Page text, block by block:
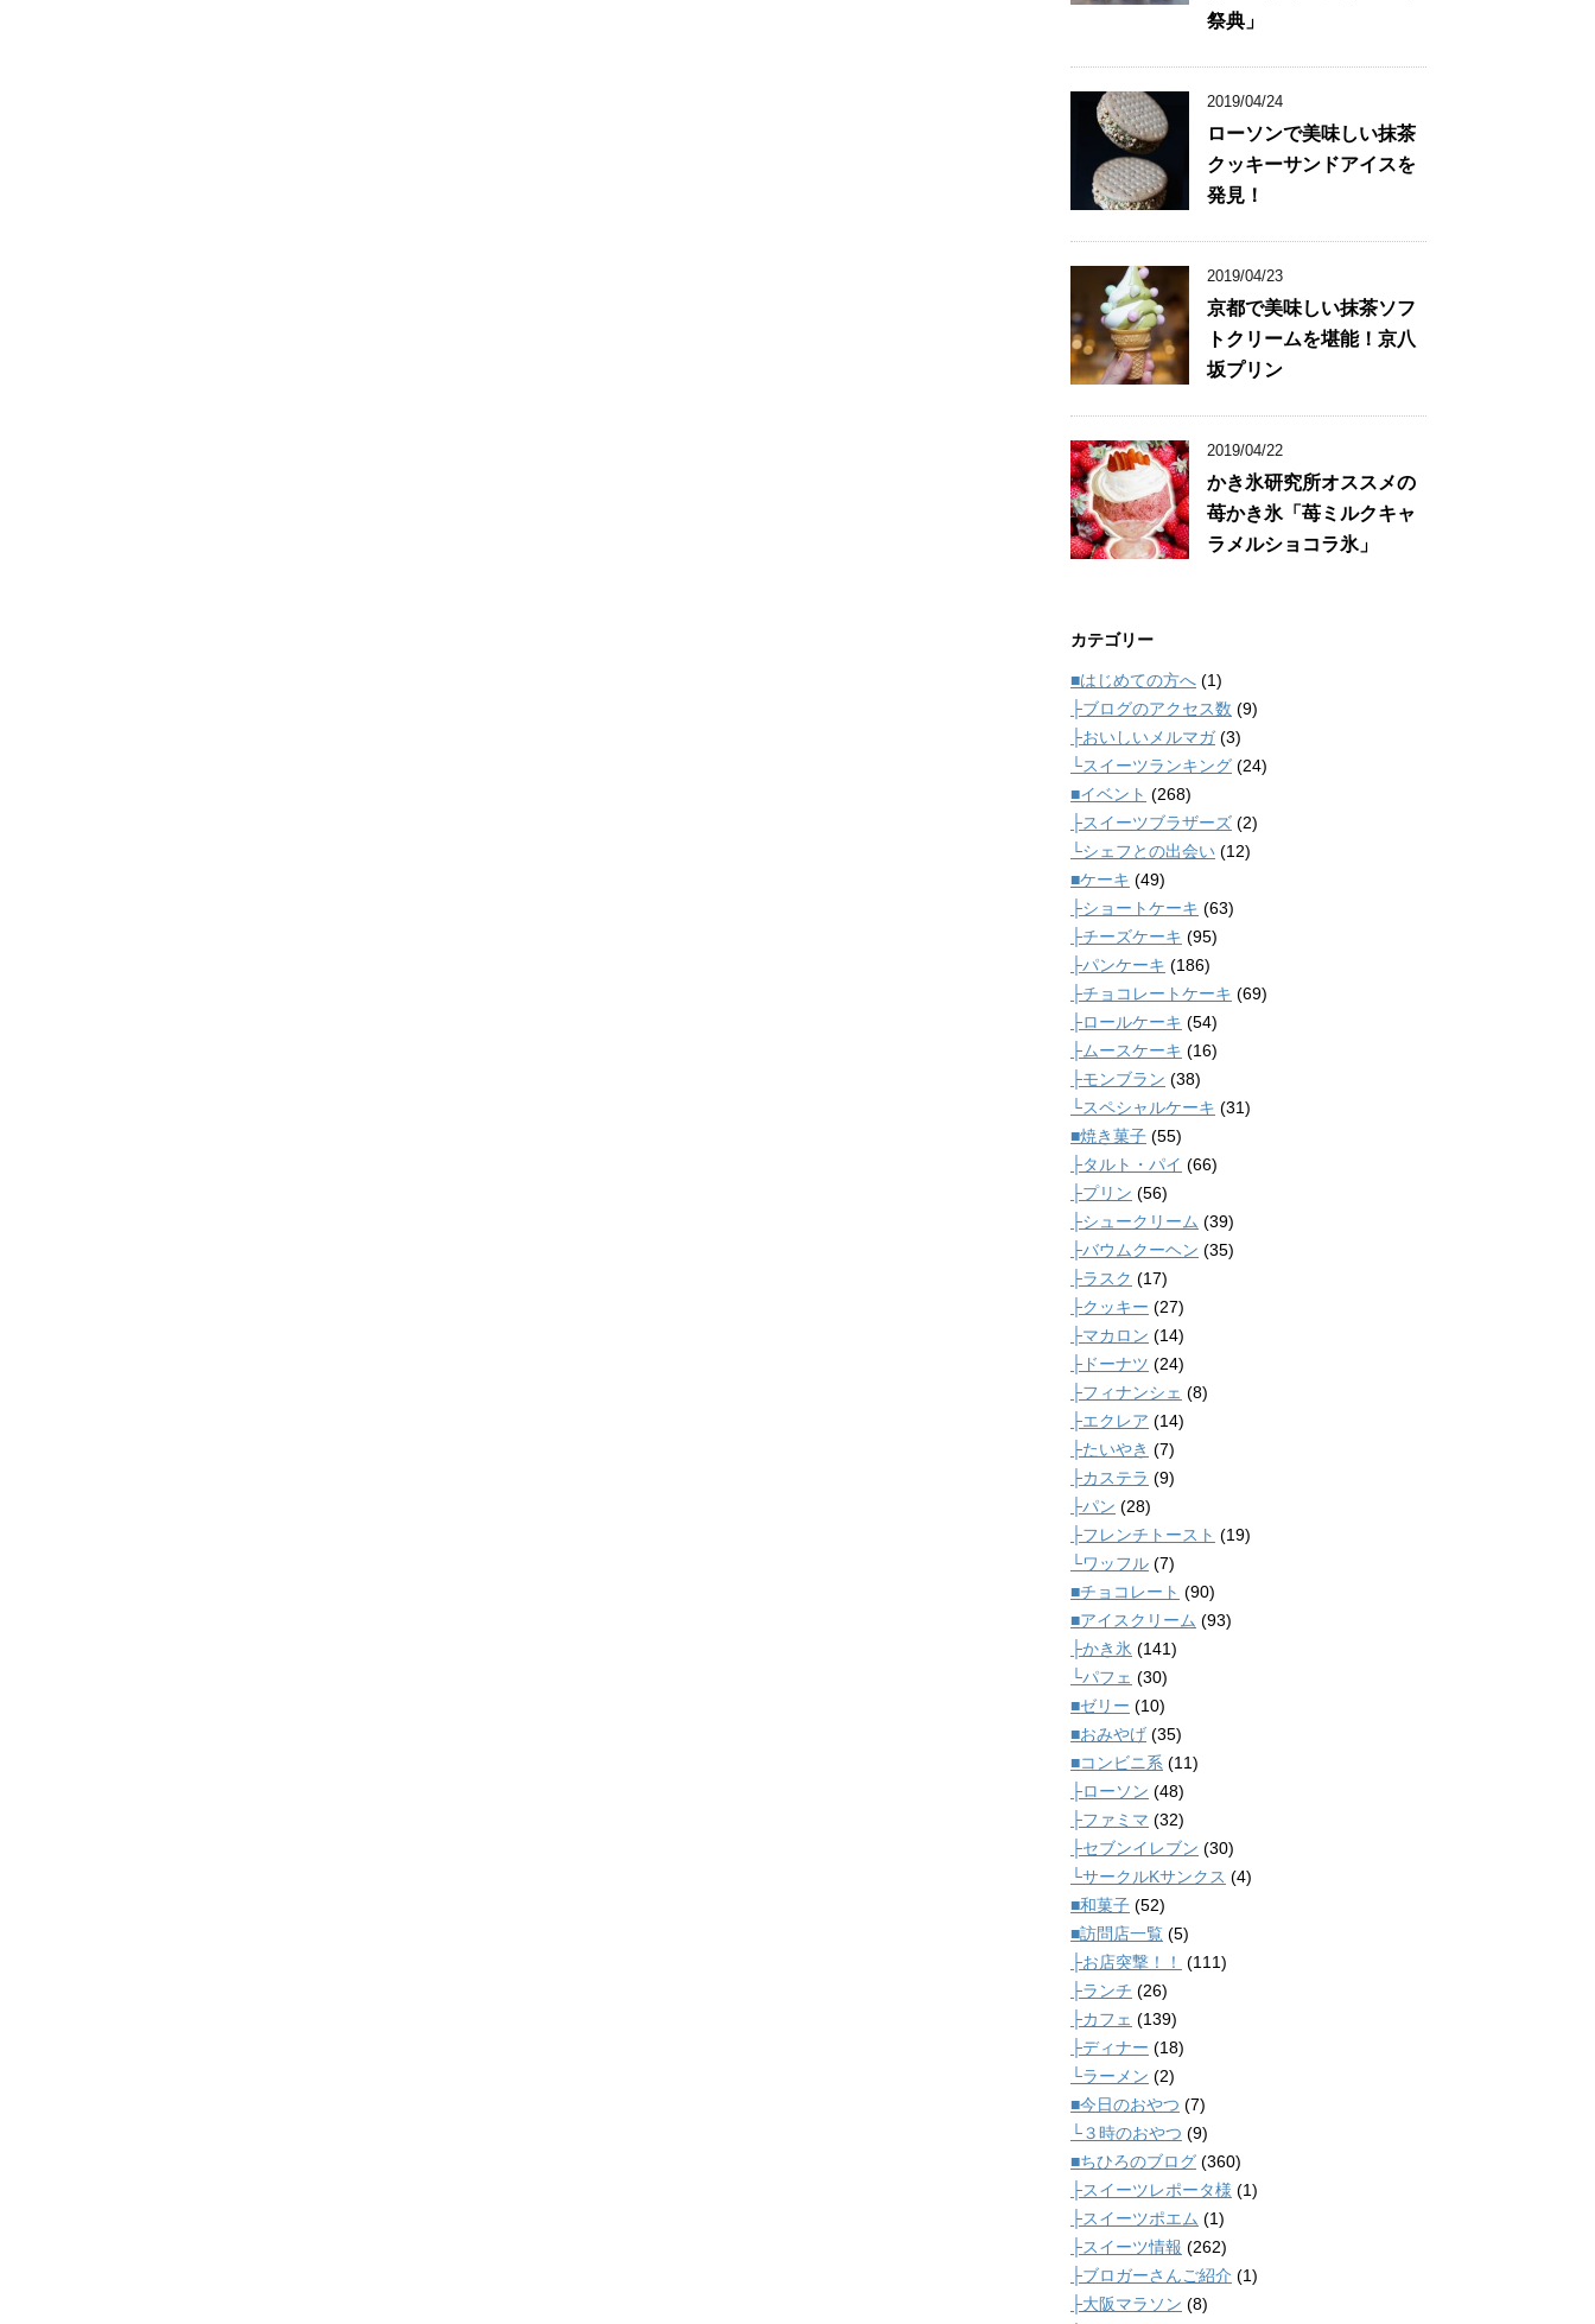
祭典」
2019/04/24
ローソンで美味しい抹茶
クッキーサンドアイスを
発見！
2019/04/23
京都で美味しい抹茶ソフ
トクリームを堪能！京八
坂プリン
2019/04/22
かき氷研究所オススメの
苺かき氷「苺ミルクキャ
ラメルショコラ氷」
カテゴリー
■はじめての方へ (1)
├ブログのアクセス数 (9)
├おいしいメルマガ(3)
└スイーツランキング (24)
■イベント (268)
├スイーツブラザーズ (2)
└シェフとの出会い (12)
■ケーキ (49)
├ショートケーキ (63)
├チーズケーキ (95)
├パンケーキ (186)
├チョコレートケーキ (69)
├ロールケーキ (54)
├ムースケーキ (16)
├モンブラン (38)
└スペシャルケーキ (31)
■焼き菓子 (55)
├タルト・パイ (66)
├プリン (56)
├シュークリーム (39)
├バウムクーヘン (35)
├ラスク (17)
├クッキー (27)
├マカロン (14)
├ドーナツ (24)
├フィナンシェ (8)
├エクレア (14)
├たいやき (7)
├カステラ (9)
├パン (28)
├フレンチトースト (19)
└ワッフル (7)
■チョコレート (90)
■アイスクリーム (93)
├かき氷 (141)
└パフェ (30)
■ゼリー (10)
■おみやげ (35)
■コンビニ系 (11)
├ローソン (48)
├ファミマ (32)
├セブンイレブン (30)
└サークルKサンクス (4)
■和菓子 (52)
■訪問店一覧 (5)
├お店突撃！！
(111)
├ランチ (26)
├カフェ (139)
├ディナー (18)
└ラーメン (2)
■今日のおやつ (7)
└３時のおやつ (9)
■ちひろのブログ (360)
├スイーツレポータ様 (1)
├スイーツポエム (1)
├スイーツ情報 (262)
├ブロガーさんご紹介 (1)
├大阪マラソン (8)